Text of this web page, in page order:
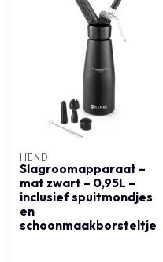
HENDI
Slagroomapparaat –
mat zwart – 0,95L –
inclusief spuitmondjes
en
schoonmaakborsteltje